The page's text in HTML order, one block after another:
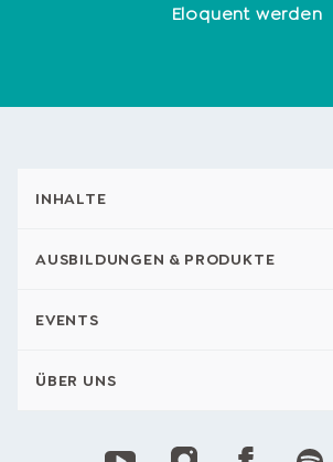
Eloquent werden
INHALTE
AUSBILDUNGEN & PRODUKTE
EVENTS
ÜBER UNS